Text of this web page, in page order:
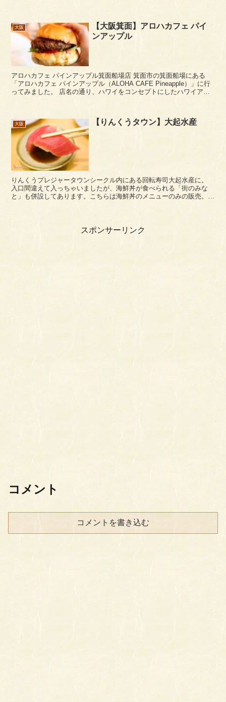
大阪
【大阪箕面】アロハカフェ パイ
ンアップル
アロハカフェ パインアップル箕面船場店 箕面市の箕面船場にある
「アロハカフェ パインアップル（ALOHA CAFE Pineapple）」に行
ってみました。 店名の通り、ハワイをコンセプトにしたハワイアン
大阪 【りんくうタウン】大起水産
りんくうプレジャータウンシークル内にある回転寿司大起水産に。
入口間違えて入っちゃいましたが、海鮮丼が食べられる「街のみな
と」も併設してあります。こちらは海鮮丼のメニューのみの販売。大
スポンサーリンク
コメント
コメントを書き込む